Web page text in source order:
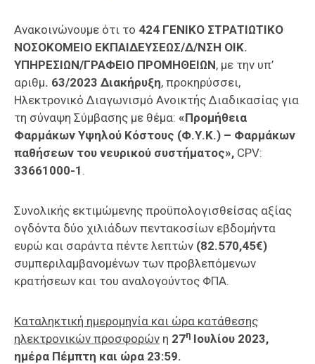
Έκθεση
ΕΒΕΠ-
Πιερία
Ανακοινώνουμε ότι το 424 ΓΕΝΙΚΟ ΣΤΡΑΤΙΩΤΙΚΟ
ΝΟΣΟΚΟΜΕΙΟ ΕΚΠΑΙΔΕΥΣΕΩΣ/Δ/ΝΣΗ ΟΙΚ.
ΥΠΗΡΕΣΙΩΝ/ΓΡΑΦΕΙΟ ΠΡΟΜΗΘΕΙΩΝ, με την υπ’
αριθμ. 63/2023 Διακήρυξη, προκηρύσσει,
Ηλεκτρονικό Διαγωνισμό Ανοικτής Διαδικασίας για
τη σύναψη Σύμβασης με θέμα: «Προμήθεια
Φαρμάκων Υψηλού Κόστους (Φ.Υ.Κ.) – Φαρμάκων
παθήσεων του νευρικού συστήματος», CPV:
33661000-1 .
Συνολικής εκτιμώμενης προϋπολογισθείσας αξίας
ογδόντα δύο χιλιάδων πεντακοσίων εβδομήντα
ευρώ και σαράντα πέντε λεπτών (82.570,45€)
συμπεριλαμβανομένων των προβλεπόμενων
κρατήσεων και του αναλογούντος ΦΠΑ.
Καταληκτική ημερομηνία και ώρα κατάθεσης
ηλεκτρονικών προσφορών η 27η Ιουλίου 2023,
ημέρα Πέμπτη και ώρα 23:59.